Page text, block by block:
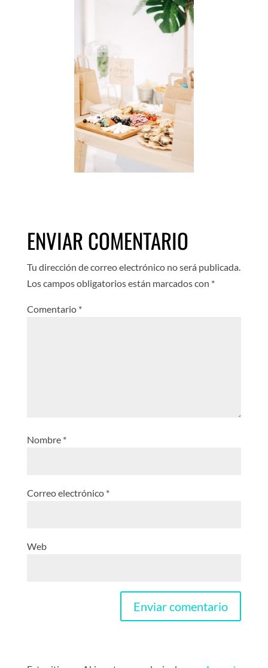
ENVIAR COMENTARIO
Tu dirección de correo electrónico no será publicada.
Los campos obligatorios están marcados con *
Comentario *
Nombre *
Correo electrónico *
Web